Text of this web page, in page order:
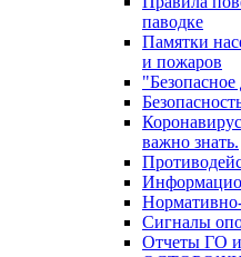
паводке
Памятки
и пожаров
"Безопасное
важно знать.
Сигналы
Отчеты ГО